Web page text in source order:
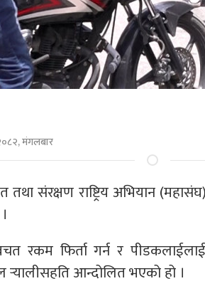
मंगलबार
संरक्षण राष्ट्रिय अभियान
रकम फिर्ता गर्न र
आन्दोलित भएको हो ।